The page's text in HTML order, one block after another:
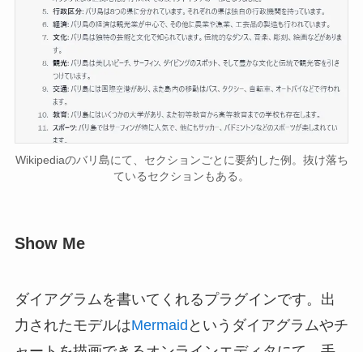
Wikipediaのバリ島にて、セクションごとに要約した例。抜け落ち
ているセクションもある。
Show Me
ダイアグラムを書いてくれるプラグインです。出
力されたモデルはMermaid というダイアグラムやチ